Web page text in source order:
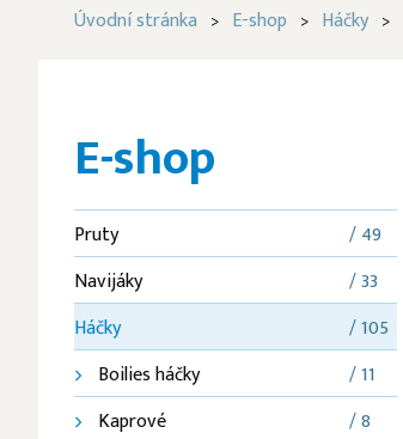
Úvodní stránka > E-shop > Háčky >
E-shop
Pruty
/ 49
Navijáky
/ 33
Háčky
/ 105
Boilies háčky
/ 11
Kaprové
/ 8